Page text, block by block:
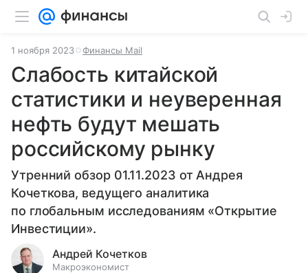
1 ноября 2023 Финансы Mail
Слабость китайской
статистики и неуверенная
нефть будут мешать
российскому рынку
Утренний обзор 01.11.2023 от Андрея
Кочеткова, ведущего аналитика
по глобальным исследованиям «Открытие
Инвестиции».
Андрей Кочетков
Макроэкономист